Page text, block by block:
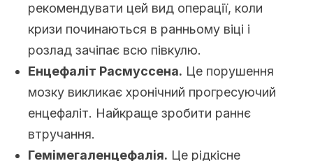
рекомендувати цей вид операції, коли
кризи починаються в ранньому віці і
розлад зачіпає всю півкулю.
Енцефаліт Расмуссена. Це порушення
мозку викликає хронічний прогресуючий
енцефаліт. Найкраще зробити раннє
втручання.
Гемімегаленцефалія. Це рідкісне